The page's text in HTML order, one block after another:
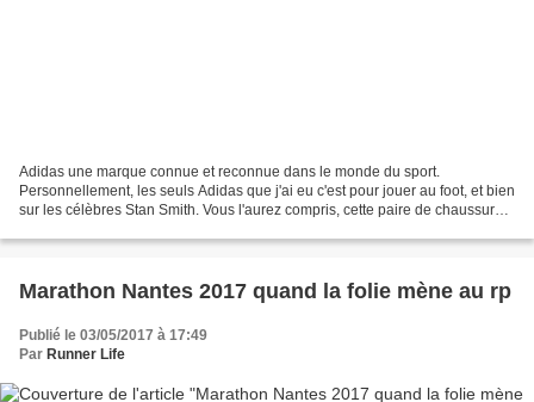
Adidas une marque connue et reconnue dans le monde du sport.
Personnellement, les seuls Adidas que j'ai eu c'est pour jouer au foot, et bien
sur les célèbres Stan Smith. Vous l'aurez compris, cette paire de chaussures
Marathon Nantes 2017 quand la folie mène au rp
Publié le 03/05/2017 à 17:49
Par Runner Life